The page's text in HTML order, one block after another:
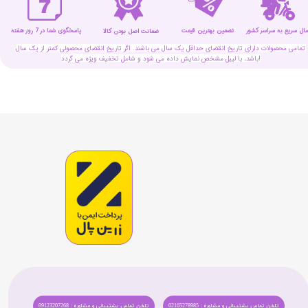
تمامی محصولات دارای تاریخ انقضای حداقل یک سال می باشند. اگر تاریخ انقضای محصولی کمتر از یک سال
باشد، با لیبل مشخص نمایش داده می شود و شامل تخفیف ویژه می گردد!
ضمانت اصل بودن کالا تضمین بهترین قیمت پاسخگوی شما در 7 روز هفته سریع به سراسر کشور
تلفن تماس پشتیبانی و مشاوره : 09123207268 تلفن تماس پشتیبانی و مشاوره : 02165278985